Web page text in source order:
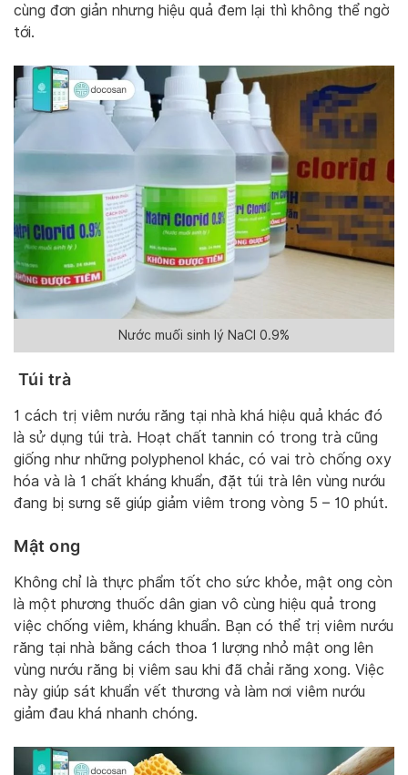
cùng đơn giản nhưng hiệu quả đem lại thì không thể ngờ
tới.
Nước muối sinh lý NaCl 0.9%
Túi trà
1 cách trị viêm nướu răng tại nhà khá hiệu quả khác đó
là sử dụng túi trà. Hoạt chất tannin có trong trà cũng
giống như những polyphenol khác, có vai trò chống oxy
hóa và là 1 chất kháng khuẩn, đặt túi trà lên vùng nướu
đang bị sưng sẽ giúp giảm viêm trong vòng 5 – 10 phút.
Mật ong
Không chỉ là thực phẩm tốt cho sức khỏe, mật ong còn
là một phương thuốc dân gian vô cùng hiệu quả trong
việc chống viêm, kháng khuẩn. Bạn có thể trị viêm nướu
răng tại nhà bằng cách thoa 1 lượng nhỏ mật ong lên
vùng nướu răng bị viêm sau khi đã chải răng xong. Việc
này giúp sát khuẩn vết thương và làm nơi viêm nướu
giảm đau khá nhanh chóng.